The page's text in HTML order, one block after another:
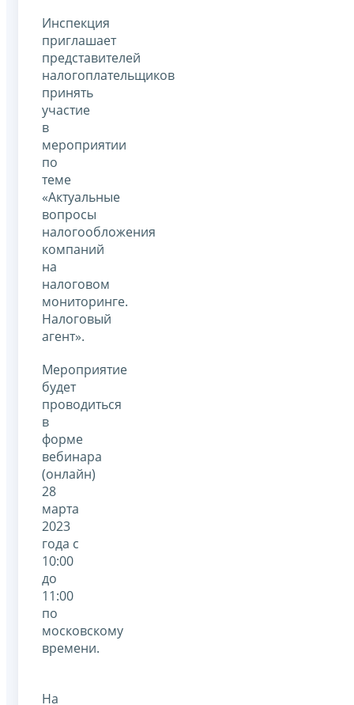
Инспекция
приглашает
представителей
налогоплательщиков
принять
участие
в
мероприятии
по
теме
«Актуальные
вопросы
налогообложения
компаний
на
налоговом
мониторинге.
Налоговый
агент».
Мероприятие
будет
проводиться
в
форме
вебинара
(онлайн)
28
марта
2023
года с
10:00
до
11:00
по
московскому
времени.
На